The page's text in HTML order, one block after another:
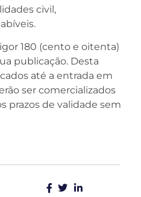
civil,
180 (cento e oitenta)
publicação. Desta
até a entrada em
ser comercializados
prazos de validade sem